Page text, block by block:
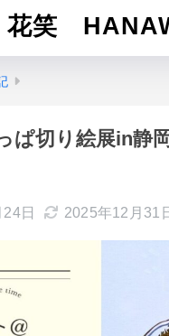
花笑
ぱ切り絵展in静
日 2025年12月31